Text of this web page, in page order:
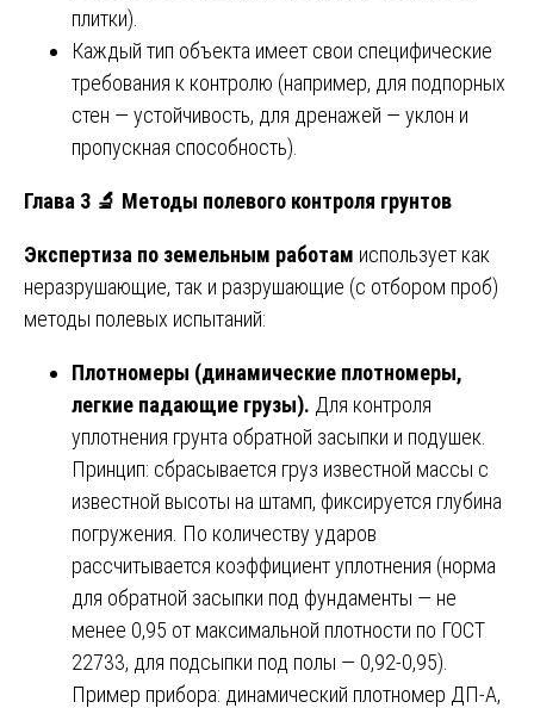
плитки).
Каждый тип объекта имеет свои специфические
требования к контролю (например, для подпорных
стен — устойчивость, для дренажей — уклон и
пропускная способность).
Глава 3 🔬 Методы полевого контроля грунтов
Экспертиза по земельным работам использует как
неразрушающие, так и разрушающие (с отбором проб)
методы полевых испытаний:
Плотномеры (динамические плотномеры,
легкие падающие грузы). Для контроля
уплотнения грунта обратной засыпки и подушек.
Принцип: сбрасывается груз известной массы с
известной высоты на штамп, фиксируется глубина
погружения. По количеству ударов
рассчитывается коэффициент уплотнения (норма
для обратной засыпки под фундаменты — не
менее 0,95 от максимальной плотности по ГОСТ
22733, для подсыпки под полы — 0,92-0,95).
Пример прибора: динамический плотномер ДП-А,